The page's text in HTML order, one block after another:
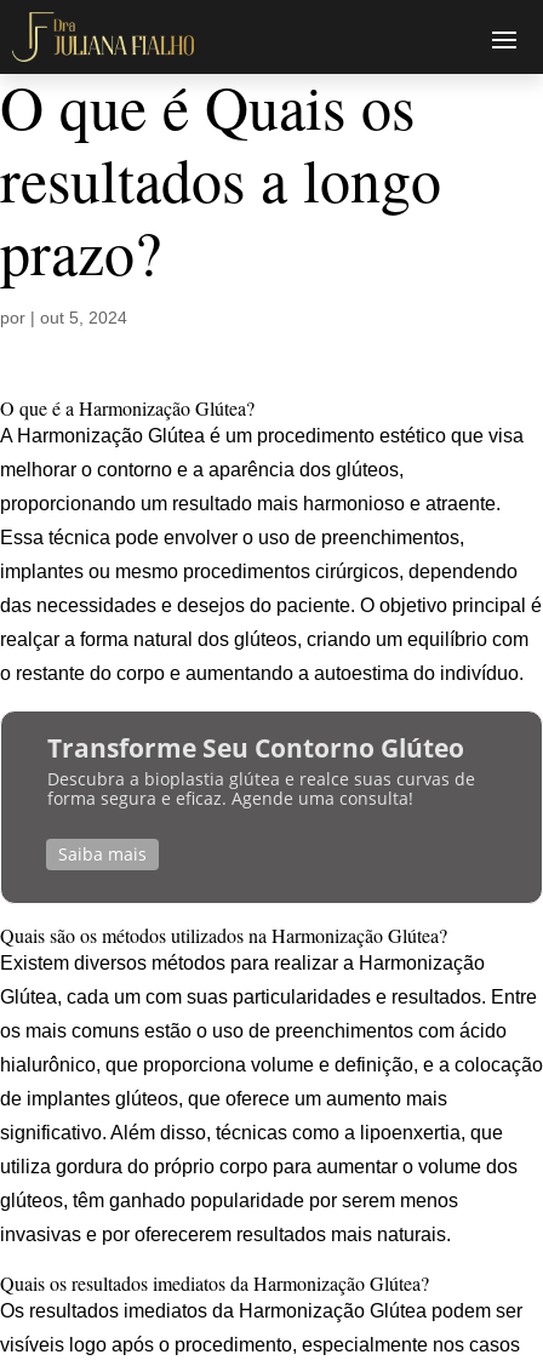
O que é Quais os
resultados a longo
prazo?
por | out 5, 2024
O que é a Harmonização Glútea?
A Harmonização Glútea é um procedimento estético que visa
melhorar o contorno e a aparência dos glúteos,
proporcionando um resultado mais harmonioso e atraente.
Essa técnica pode envolver o uso de preenchimentos,
implantes ou mesmo procedimentos cirúrgicos, dependendo
das necessidades e desejos do paciente. O objetivo principal é
realçar a forma natural dos glúteos, criando um equilíbrio com
o restante do corpo e aumentando a autoestima do indivíduo.
Transforme Seu Contorno Glúteo
Descubra a bioplastia glútea e realce suas curvas de
forma segura e eficaz. Agende uma consulta!
Saiba mais
Quais são os métodos utilizados na Harmonização Glútea?
Existem diversos métodos para realizar a Harmonização
Glútea, cada um com suas particularidades e resultados. Entre
os mais comuns estão o uso de preenchimentos com ácido
hialurônico, que proporciona volume e definição, e a colocação
de implantes glúteos, que oferece um aumento mais
significativo. Além disso, técnicas como a lipoenxertia, que
utiliza gordura do próprio corpo para aumentar o volume dos
glúteos, têm ganhado popularidade por serem menos
invasivas e por oferecerem resultados mais naturais.
Quais os resultados imediatos da Harmonização Glútea?
Os resultados imediatos da Harmonização Glútea podem ser
visíveis logo após o procedimento, especialmente nos casos